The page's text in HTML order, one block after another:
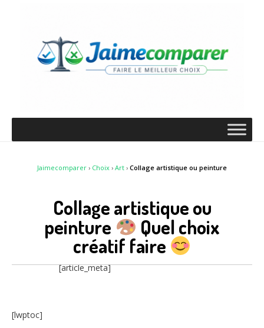
Jaimecomparer › Choix › Art › Collage artistique ou peinture
Collage artistique ou
peinture
Quel choix
créatif faire
[article_meta]
[lwptoc]